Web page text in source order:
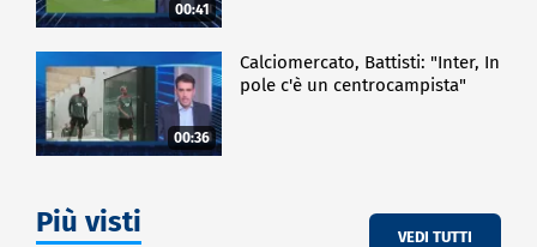
00:41
00:36
Calciomercato, Battisti: "Inter, In
pole c'è un centrocampista"
Più visti VEDI TUTTI